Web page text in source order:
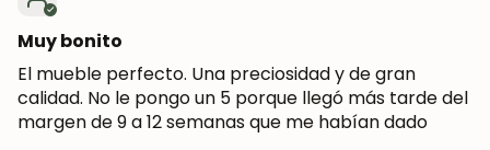
Muy bonito
El mueble perfecto. Una preciosidad y de gran
calidad. No le pongo un 5 porque llegó más tarde del
margen de 9 a 12 semanas que me habían dado